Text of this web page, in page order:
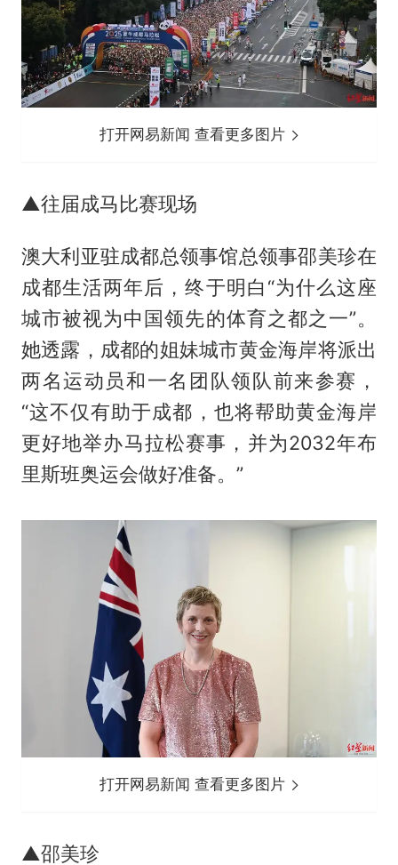
打开网易新闻 查看更多图片
▲往届成马比赛现场
澳大利亚驻成都总领事馆总领事邵美珍在
成都生活两年后，终于明白“为什么这座
城市被视为中国领先的体育之都之一”。
她透露，成都的姐妹城市黄金海岸将派出
两名运动员和一名团队领队前来参赛，
“这不仅有助于成都，也将帮助黄金海岸
更好地举办马拉松赛事，并为2032年布
里斯班奥运会做好准备。”
打开网易新闻 查看更多图片
▲邵美珍